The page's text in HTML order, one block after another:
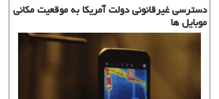
دسترسی غیرقانونی دولت آمریكا به موقعیت مكانی
موبایل ها